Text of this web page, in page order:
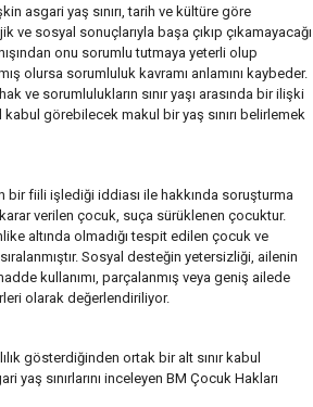
asgari yaş sınırı, tarih ve kültüre göre
sosyal sonuçlarıyla başa çıkıp çıkamayacağı
onu sorumlu tutmaya yeterli olup
olursa sorumluluk kavramı anlamını kaybeder.
ve sorumlulukların sınır yaşı arasında bir ilişki
görebilecek makul bir yaş sınırı belirlemek
bir fiili işlediği iddiası ile hakkında soruşturma
verilen çocuk, suça sürüklenen çocuktur.
altında olmadığı tespit edilen çocuk ve
Sosyal desteğin yetersizliği, ailenin
kullanımı, parçalanmış veya geniş ailede
olarak değerlendiriliyor.
gösterdiğinden ortak bir alt sınır kabul
sınırlarını inceleyen BM Çocuk Hakları